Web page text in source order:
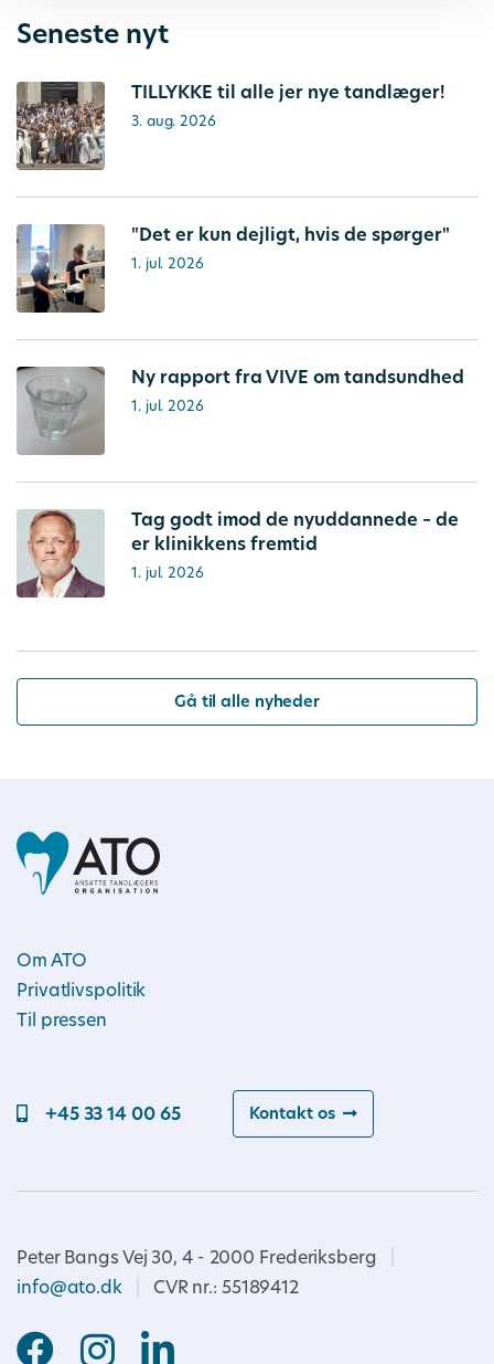
Seneste nyt
TILLYKKE til alle jer nye tandlæger!
3. aug. 2026
"Det er kun dejligt, hvis de spørger"
1. jul. 2026
Ny rapport fra VIVE om tandsundhed
1. jul. 2026
Tag godt imod de nyuddannede – de
er klinikkens fremtid
1. jul. 2026
Gå til alle nyheder
Om ATO
Privatlivspolitik
Til pressen
+45 33 14 00 65 Kontakt os
Peter Bangs Vej 30, 4 - 2000 Frederiksberg
info@ato.dk
CVR nr.: 55189412